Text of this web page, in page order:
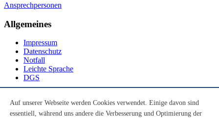
Ansprechpersonen
Allgemeines
Impressum
Datenschutz
Notfall
Leichte Sprache
DGS
Youtube
Auf unserer Webseite werden Cookies verwendet. Einige davon sind
essentiell, während uns andere die Verbesserung und Optimierung der